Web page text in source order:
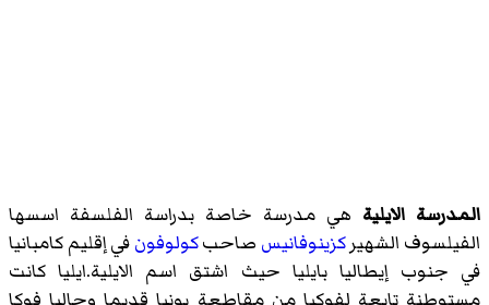
المدرسة الايلية هي مدرسة خاصة بدراسة الفلسفة اسسها
الفيلسوف الشهيركزينوفانيس صاحبكولوفونفي إقليم كامبانيا
في جنوب إيطاليا بايليا حيث اشتق اسم الايلية.ايليا كانت